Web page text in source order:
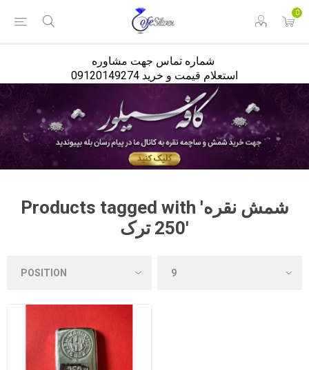
0
استعلام قیمت و خرید 09120149274
Products tagged with 'شمش نقره
250 ترک'